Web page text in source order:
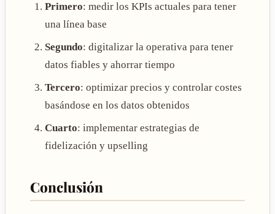
Primero: medir los KPIs actuales para tener
una línea base
Segundo: digitalizar la operativa para tener
datos fiables y ahorrar tiempo
Tercero: optimizar precios y controlar costes
basándose en los datos obtenidos
Cuarto: implementar estrategias de
fidelización y upselling
Conclusión